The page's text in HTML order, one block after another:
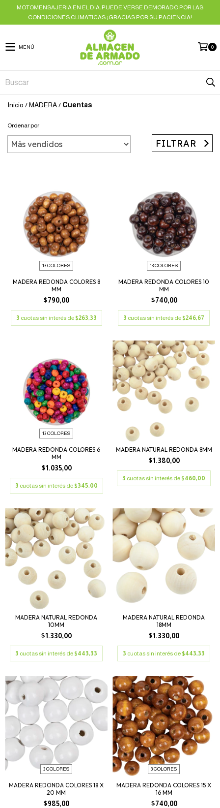
MOTOMENSAJERIA EN EL DIA: PUEDE VERSE DEMORADO POR LAS
CONDICIONES CLIMATICAS ¡GRACIAS POR SU PACIENCIA!
MENÚ 0
Inicio /MADERA/ Cuentas
Ordenar por
FILTRAR
13 COLORES
MADERA REDONDA COLORES 8
MM
$790,00
3 cuotas sin interés de $263,33
13 COLORES
MADERA REDONDA COLORES 10
MM
$740,00
3 cuotas sin interés de $246,67
13 COLORES
MADERA REDONDA COLORES 6
MM
$1.035,00
3 cuotas sin interés de $345,00
MADERA NATURAL REDONDA 8MM
$1.380,00
3 cuotas sin interés de $460,00
MADERA NATURAL REDONDA
10MM
$1.330,00
3 cuotas sin interés de $443,33
MADERA NATURAL REDONDA
18MM
$1.330,00
3 cuotas sin interés de $443,33
3 COLORES
MADERA REDONDA COLORES 18 X
20 MM
$985,00
3 COLORES
MADERA REDONDA COLORES 15 X
16 MM
$740,00